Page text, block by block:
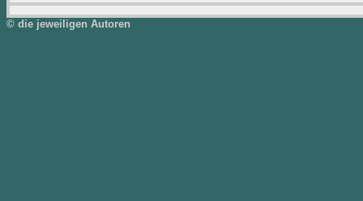
© die jeweiligen Autoren